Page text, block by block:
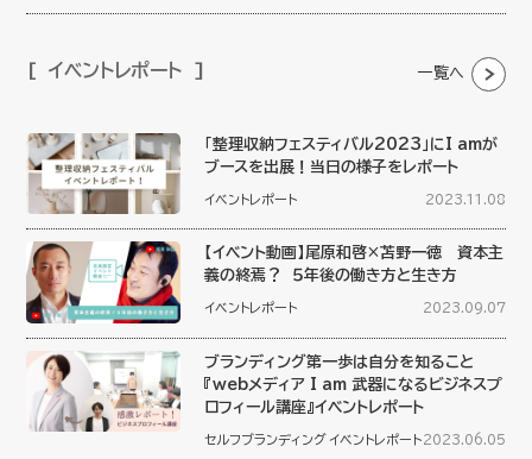
イベントレポート 一覧へ
「整理収納フェスティバル2023」にI amが
ブースを出展！当日の様子をレポート
イベントレポート 2023.11.08
【イベント動画】尾原和啓×苫野一徳 資本主
義の終焉？ ５年後の働き方と生き方
イベントレポート 2023.09.07
ブランディング第一歩は自分を知ること
『webメディア I am 武器になるビジネスプ
ロフィール講座』イベントレポート
セルフブランディング イベントレポート 2023.06.05